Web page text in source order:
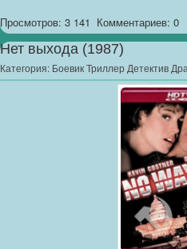
Просмотров: 3 141 Комментариев: 0
Нет выхода (1987)
Категория: Боевик Триллер Детектив